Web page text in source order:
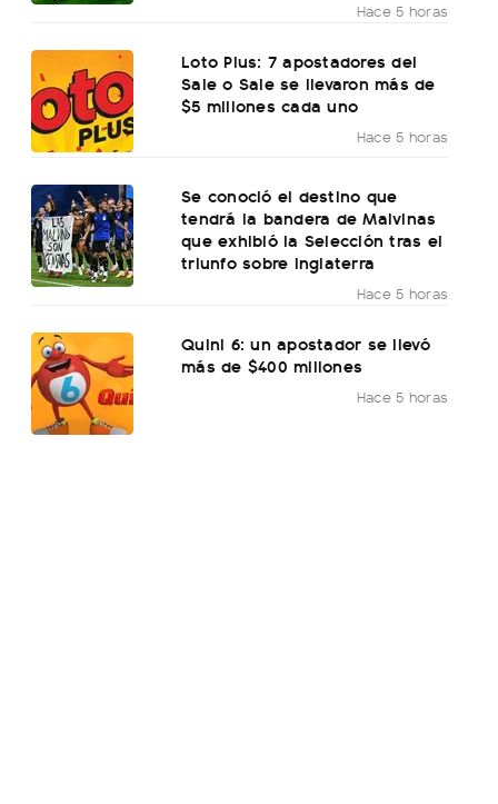
Hace 5 horas
Loto Plus: 7 apostadores del
Sale o Sale se llevaron más de
$5 millones cada uno
Hace 5 horas
Se conoció el destino que
tendrá la bandera de Malvinas
que exhibió la Selección tras el
triunfo sobre Inglaterra
Hace 5 horas
Quini 6: un apostador se llevó
más de $400 millones
Hace 5 horas